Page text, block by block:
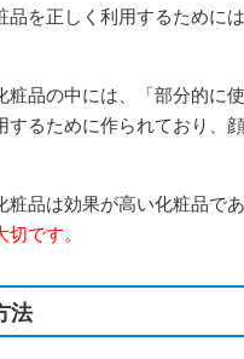
を正しく利用するためには
粧品の中には、「部分的に
するために作られており、
粧品は効果が高い化粧品であ
です。
法